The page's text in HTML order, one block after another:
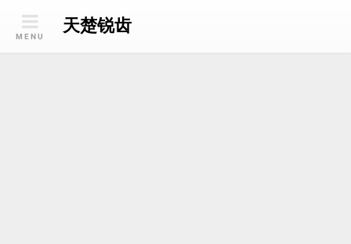
天楚锐齿
MENU